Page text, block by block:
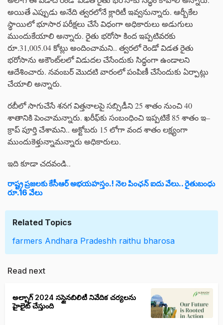
అయితే ఎప్పుడు అనేది త్వరలోనే క్లారిటీ ఇవ్వనున్నారు. ఆర్బీకేల
స్థాయిలో భూసార పరీక్షలు చేసే విధంగా అధికారులు అడుగులు
ముందుకేయాలి అన్నారు. రైతు భరోసా కింద ఇప్పటివరకు
రూ.31,005.04 కోట్లు అందించామని.. త్వరలో రెండో విడత రైతు
భరోసాను అకౌంట్‌లలో విడుదల చేసేందుకు సిద్ధంగా ఉండాలని
ఆదేశించారు. నవంబర్‌ మొదటి వారంలో పంపిణీ చేసేందుకు ఏర్పాట్లు
చేయాలి అన్నారు.
రబీలో సాగుచేసే శనగ విత్తనాలపై సబ్సిడీని 25 శాతం నుంచి 40
శాతానికి పెంచామన్నారు. ఖరీఫ్‌కు సంబంధించి ఇప్పటికే 85 శాతం ఇ–
క్రాప్‌ పూర్తి చేశామని.. అక్టోబరు 15 లోగా వంద శాతం లక్ష్యంగా
ముందుకెళ్తున్నామన్నారు అధికారులు.
ఇది కూడా చదవండి..
రాష్ట్ర ప్రజలకు కేసీఆర్ అభయహస్తం.! నెల పింఛన్‌ ఐదు వేలు.. రైతుబంధు
రూ.16 వేలు
Related Topics
farmers Andhara Pradeshh raithu bharosa
Read next
అల్బాగ్ 2024 సస్టైనబిలిటీ నివేదిక చర్యలను
హైలైట్ చేస్తుంది